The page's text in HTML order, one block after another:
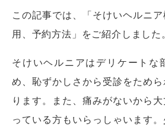
この記事では、「そけいヘルニ
用、予約方法」をご紹介しました
そけいヘルニアはデリケートな
め、恥ずかしさから受診をため
ります。また、痛みがないから
っている方もいらっしゃいます